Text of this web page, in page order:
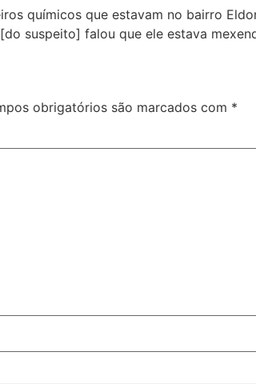
químicos que estavam no bairro
suspeito] falou que ele estava
obrigatórios são marcados com *